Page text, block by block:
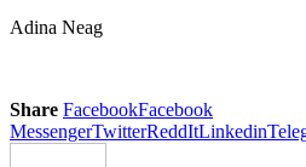
Adina Neag
Share FacebookFacebook
MessengerTwitterReddItLinkedin